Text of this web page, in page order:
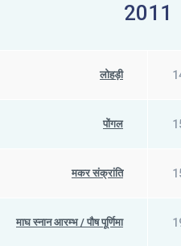
2011
लोहड़ी
पोंगल
मकर संक्रांति
माघ स्नान आरम्भ / पौष पूर्णिमा